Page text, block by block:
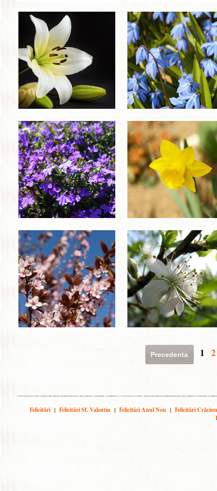
Precedenta 1 2
Felicitări | Felicitări Sf. Valentin | Felicitări Anul Nou | Felicitări